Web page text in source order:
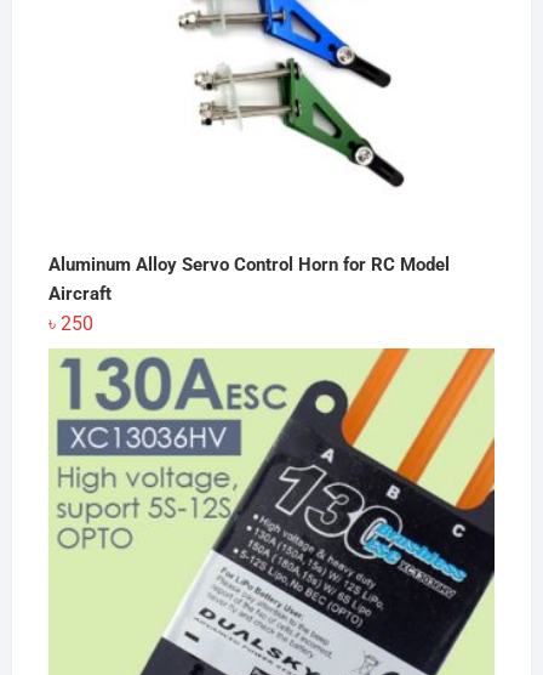
Aluminum Alloy Servo Control Horn for RC Model
Aircraft
৳ 250